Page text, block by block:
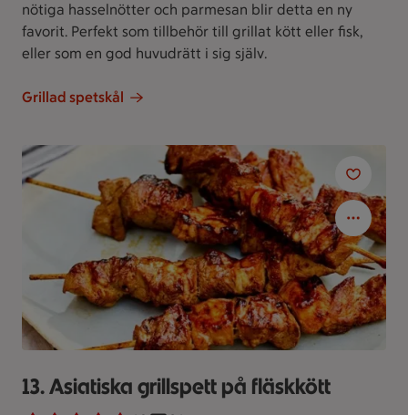
nötiga hasselnötter och parmesan blir detta en ny
favorit. Perfekt som tillbehör till grillat kött eller fisk,
eller som en god huvudrätt i sig själv.
Grillad spetskål
13. Asiatiska grillspett på fläskkött